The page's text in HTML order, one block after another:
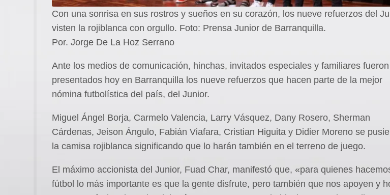
Con una sonrisa en sus rostros y sueños en su corazón, los nueve refuerzos del
visten la rojiblanca con orgullo. Foto: Prensa Junior de Barranquilla.
Por. Jorge De La Hoz Serrano
Ante los medios de comunicación, hinchas, invitados especiales y familiares fueron
presentados hoy en Barranquilla los nueve refuerzos que hacen parte de la mejor
nómina futbolística del país, del Junior.
Miguel Ángel Borja, Carmelo Valencia, Larry Vásquez, Dany Rosero, Sherman
Cárdenas, Jeison Ángulo, Fabián Viafara, Cristian Higuita y Didier Moreno se
la camisa rojiblanca significando que lo harán también en el terreno de juego.
El máximo accionista del Junior, Fuad Char, manifestó que, «para quienes
fútbol lo más importante es que la gente disfrute, pero también que nos apoyen y